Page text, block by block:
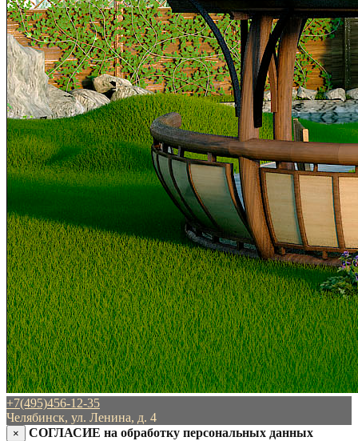
+7(495)456-12-35
Челябинск, ул. Ленина, д. 4
×
СОГЛАСИЕ на обработку персональных данных